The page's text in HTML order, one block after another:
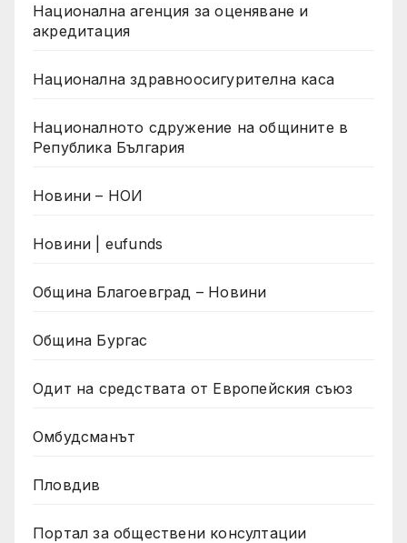
Национална агенция за оценяване и
акредитация
Национална здравноосигурителна каса
Националното сдружение на общините в
Република България
Новини – НОИ
Новини | eufunds
Община Благоевград – Новини
Община Бургас
Одит на средствата от Европейския съюз
Омбудсманът
Пловдив
Портал за обществени консултации